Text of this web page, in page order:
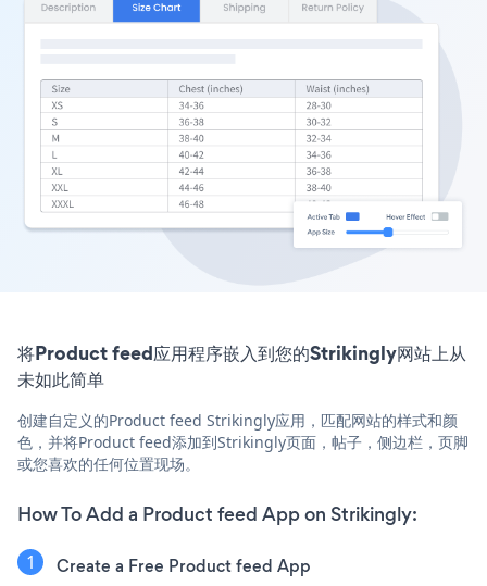
将Product feed应用程序嵌入到您的Strikingly网站上从
未如此简单
创建自定义的Product feed Strikingly应用，匹配网站的样式和颜
色，并将Product feed添加到Strikingly页面，帖子，侧边栏，页脚
或您喜欢的任何位置现场。
How To Add a Product feed App on Strikingly:
Create a Free Product feed App